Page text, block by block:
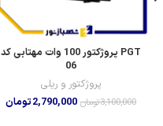
PGT پروژکتور 100 وات مهتابی کد
06
پروژکتور و ریلی
3,100,000تومان 2,790,000تومان